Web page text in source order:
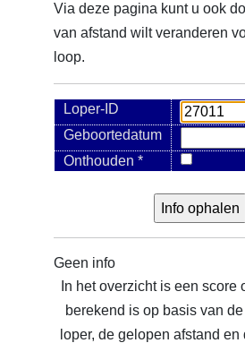
Via deze pagina kunt u ook
van afstand wilt veranderen
loop.
Loper-ID
Geboortedatum
Onthouden *
Geen info
In het overzicht is een score
berekend is op basis van
loper, de gelopen afstand